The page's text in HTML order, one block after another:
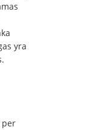
yra
per